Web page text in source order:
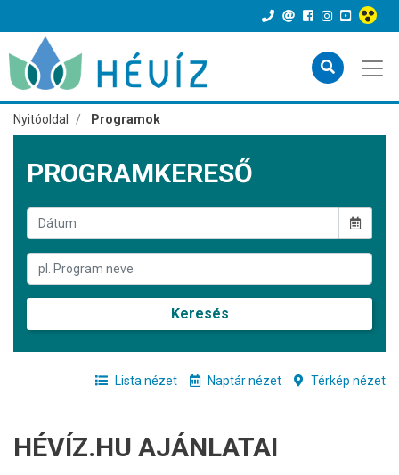
Nyitóoldal Programok
PROGRAMKERESŐ
Keresés
Lista nézet Naptár nézet Térkép nézet
HÉVÍZ.HU AJÁNLATAI